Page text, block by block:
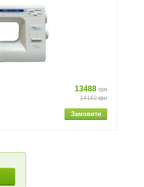
13488 грн
14162грн